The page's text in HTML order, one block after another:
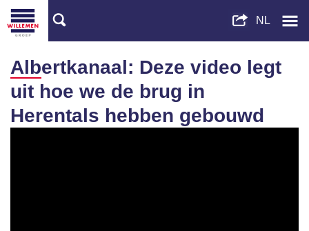
Albertkanaal: Deze video legt
uit hoe we de brug in
Herentals hebben gebouwd